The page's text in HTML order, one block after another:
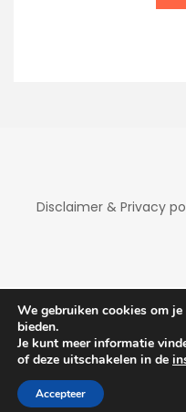
Disclaimer & Privacy
Copyright
ThemeinProgress |
We gebruiken cookies om
bieden.
Je kunt meer informatie
of deze uitschakelen in de
Accepteer